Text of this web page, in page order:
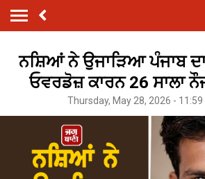
ਨਸ਼ਿਆਂ ਨੇ ਉਜਾੜਿਆ ਪੰਜਾਬ
ਓਵਰਡੋਜ਼ ਕਾਰਨ 26 ਸਾਲਾ
Thursday, May 28, 2026 -